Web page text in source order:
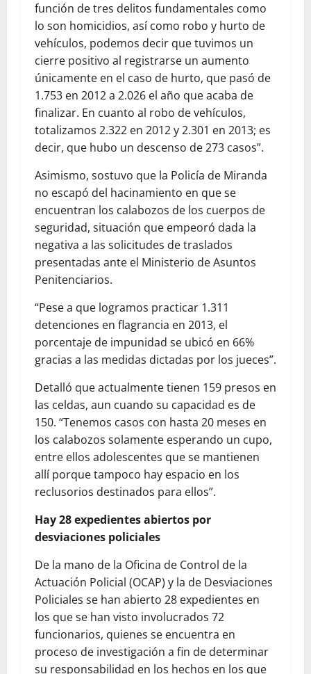
función de tres delitos fundamentales como
lo son homicidios, así como robo y hurto de
vehículos, podemos decir que tuvimos un
cierre positivo al registrarse un aumento
únicamente en el caso de hurto, que pasó de
1.753 en 2012 a 2.026 el año que acaba de
finalizar. En cuanto al robo de vehículos,
totalizamos 2.322 en 2012 y 2.301 en 2013; es
decir, que hubo un descenso de 273 casos”.
Asimismo, sostuvo que la Policía de Miranda
no escapó del hacinamiento en que se
encuentran los calabozos de los cuerpos de
seguridad, situación que empeoró dada la
negativa a las solicitudes de traslados
presentadas ante el Ministerio de Asuntos
Penitenciarios.
“Pese a que logramos practicar 1.311
detenciones en flagrancia en 2013, el
porcentaje de impunidad se ubicó en 66%
gracias a las medidas dictadas por los jueces”.
Detalló que actualmente tienen 159 presos en
las celdas, aun cuando su capacidad es de
150. “Tenemos casos con hasta 20 meses en
los calabozos solamente esperando un cupo,
entre ellos adolescentes que se mantienen
allí porque tampoco hay espacio en los
reclusorios destinados para ellos”.
Hay 28 expedientes abiertos por
desviaciones policiales
De la mano de la Oficina de Control de la
Actuación Policial (OCAP) y la de Desviaciones
Policiales se han abierto 28 expedientes en
los que se han visto involucrados 72
funcionarios, quienes se encuentra en
proceso de investigación a fin de determinar
su responsabilidad en los hechos en los que